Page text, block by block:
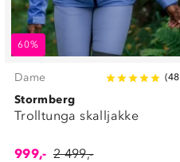
60%
Dame (48
Stormberg
Trolltunga skalljakke
999,- 2 499,-